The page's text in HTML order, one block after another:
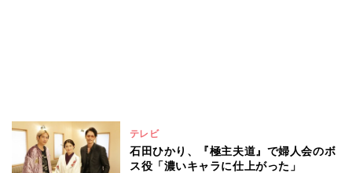
テレビ
石田ひかり、『極主夫道』で婦人会のボ
ス役「濃いキャラに仕上がった」